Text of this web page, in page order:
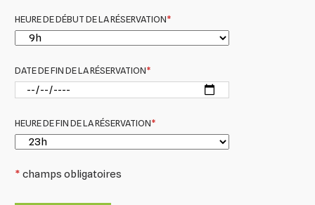
HEURE DE DÉBUT DE LA RÉSERVATION*
DATE DE FIN DE LA RÉSERVATION*
HEURE DE FIN DE LA RÉSERVATION*
* champs obligatoires